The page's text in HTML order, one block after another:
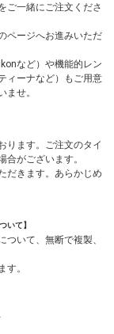
ご一緒にご注文くださ
ページへお進みいただ
など）や機能的レン
ィーナなど）もご用意
ませ。
ります。ご注文のタイ
合がございます。
だきます。あらかじめ
いて】
いて、無断で複製、
す。